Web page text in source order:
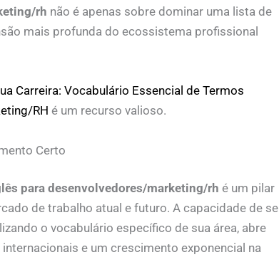
rh não é apenas sobre dominar uma lista de
mais profunda do ecossistema profissional
Carreira: Vocabulário Essencial de Termos
RH é um recurso valioso.
Certo
para desenvolvedores/marketing/rh é um pilar
de trabalho atual e futuro. A capacidade de se
o vocabulário específico de sua área, abre
e um crescimento exponencial na